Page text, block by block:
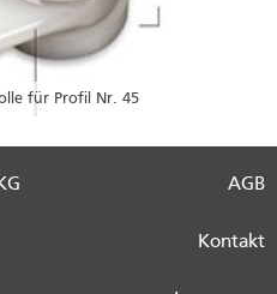
für Profil Nr. 45
AGB
Kontakt